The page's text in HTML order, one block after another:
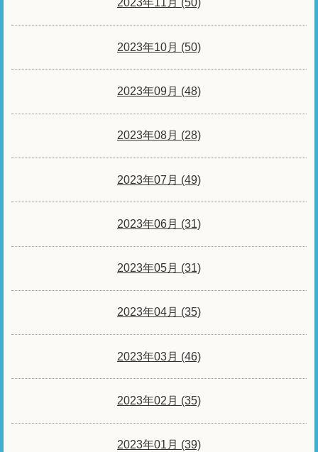
2023年11月 (50)
2023年10月 (50)
2023年09月 (48)
2023年08月 (28)
2023年07月 (49)
2023年06月 (31)
2023年05月 (31)
2023年04月 (35)
2023年03月 (46)
2023年02月 (35)
2023年01月 (39)